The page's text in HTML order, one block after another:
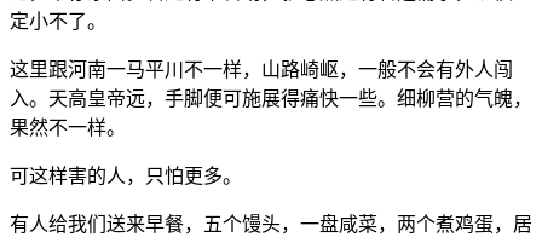
定小不了。
这里跟河南一马平川不一样，山路崎岖，一般不会有外人闯
入。天高皇帝远，手脚便可施展得痛快一些。细柳营的气魄，
果然不一样。
可这样害的人，只怕更多。
有人给我们送来早餐，五个馒头，一盘咸菜，两个煮鸡蛋，居